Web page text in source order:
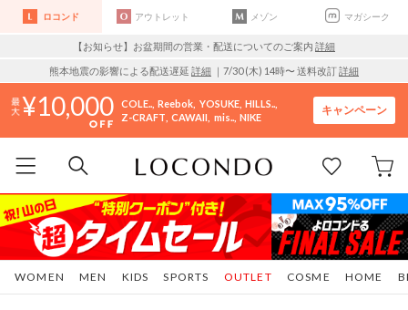
ロコンド アウトレット メゾン マガシーク
【お知らせ】お盆期間の営業・配送についてのご案内 詳細
熊本地震の影響による配送遅延 詳細 ｜7/30 (木) 14時〜 送料改訂詳細
10,000 COLE.. Reebok YOSUKE HILLS..
Z-CRAFT CAWAII mis.. NIKE
キャンペーン
WOMEN MEN KIDS SPORTS COSME HOME
OUTLET